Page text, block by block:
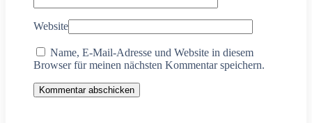
Website
Name, E-Mail-Adresse und Website in diesem
Browser für meinen nächsten Kommentar speichern.
Kommentar abschicken